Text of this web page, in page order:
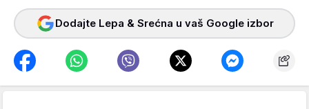
Dodajte Lepa & Srećna u vaš Google izbor